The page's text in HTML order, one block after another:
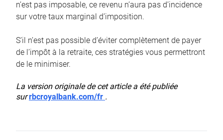
n’est pas imposable, ce revenu n’aura pas d’incidence
sur votre taux marginal d’imposition.
S’il n’est pas possible d’éviter complètement de payer
de l’impôt à la retraite, ces stratégies vous permettront
de le minimiser.
La version originale de cet article a été publiée
surrbcroyalbank.com/fr .